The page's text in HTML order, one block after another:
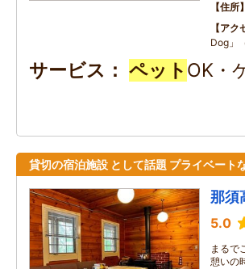
住所
アク
Dog」
サービス ペット OK・
貸切の宿泊施設 として話題 プライベート
那須
5.0
まるで
憩いの